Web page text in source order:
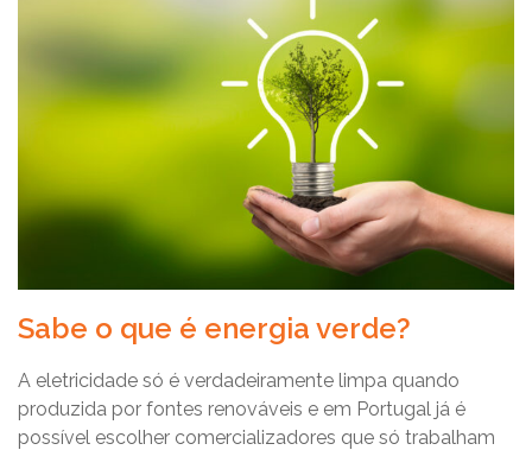
Sabe o que é energia verde?
A eletricidade só é verdadeiramente limpa quando
produzida por fontes renováveis e em Portugal já é
possível escolher comercializadores que só trabalham